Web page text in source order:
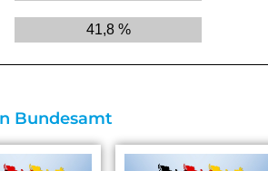
41,8 %
Bundesamt